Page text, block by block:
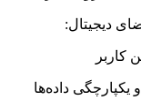
دیجیتال:
کاربر
داده‌ها